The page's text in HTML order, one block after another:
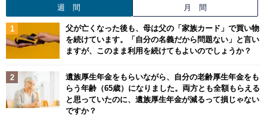
週 間 月 間
父が亡くなった後も、母は父の「家族カード」で買い物
を続けています。「自分の名義だから問題ない」と言い
ますが、このまま利用を続けてもよいのでしょうか？
遺族厚生年金をもらいながら、自分の老齢厚生年金をも
らう年齢（65歳）になりました。両方とも全額もらえる
と思っていたのに、遺族厚生年金が減るって損じゃない
ですか？